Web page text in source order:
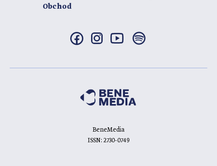
Obchod
BeneMedia
ISSN: 2730-0749